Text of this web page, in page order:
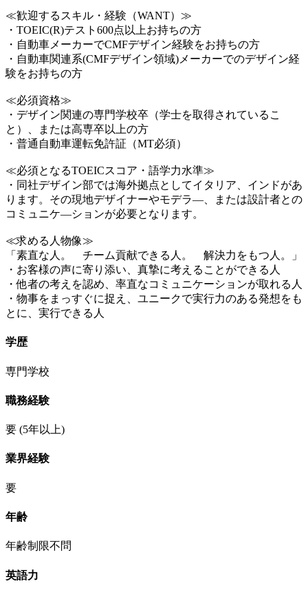
≪歓迎するスキル・経験（WANT）≫
・TOEIC(R)テスト600点以上お持ちの方
・自動車メーカーでCMFデザイン経験をお持ちの方
・自動車関連系(CMFデザイン領域)メーカーでのデザイン経
験をお持ちの方
≪必須資格≫
・デザイン関連の専門学校卒（学士を取得されているこ
と）、または高専卒以上の方
・普通自動車運転免許証（MT必須）
≪必須となるTOEICスコア・語学力水準≫
・同社デザイン部では海外拠点としてイタリア、インドがあ
ります。その現地デザイナーやモデラ―、または設計者との
コミュニケ―ションが必要となります。
≪求める人物像≫
「素直な人。 チーム貢献できる人。 解決力をもつ人。」
・お客様の声に寄り添い、真摯に考えることができる人
・他者の考えを認め、率直なコミュニケーションが取れる人
・物事をまっすぐに捉え、ユニークで実行力のある発想をも
とに、実行できる人
学歴
専門学校
職務経験
要 (5年以上)
業界経験
要
年齢
年齢制限不問
英語力